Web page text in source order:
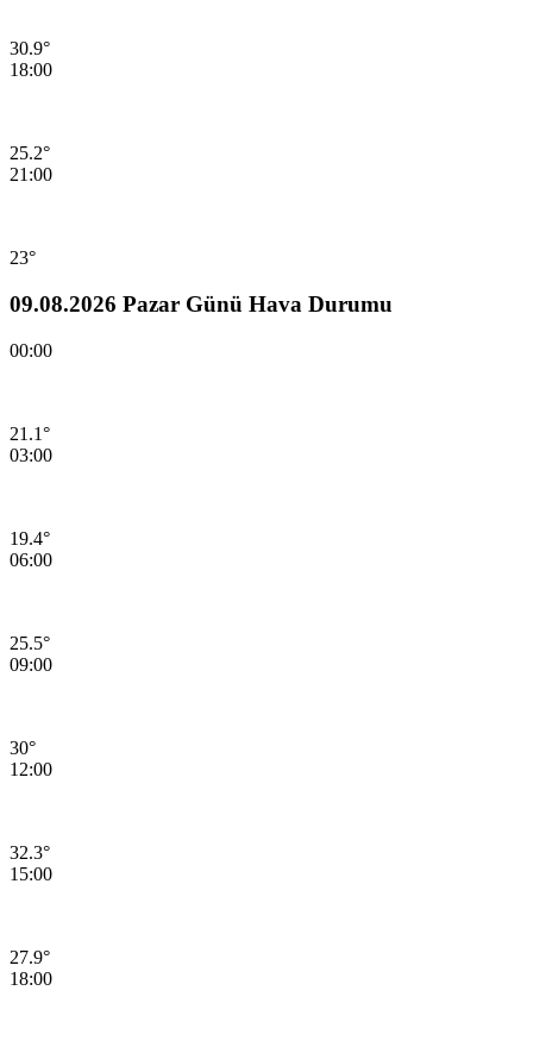
30.9°
18:00
25.2°
21:00
23°
09.08.2026 Pazar Günü Hava Durumu
00:00
21.1°
03:00
19.4°
06:00
25.5°
09:00
30°
12:00
32.3°
15:00
27.9°
18:00